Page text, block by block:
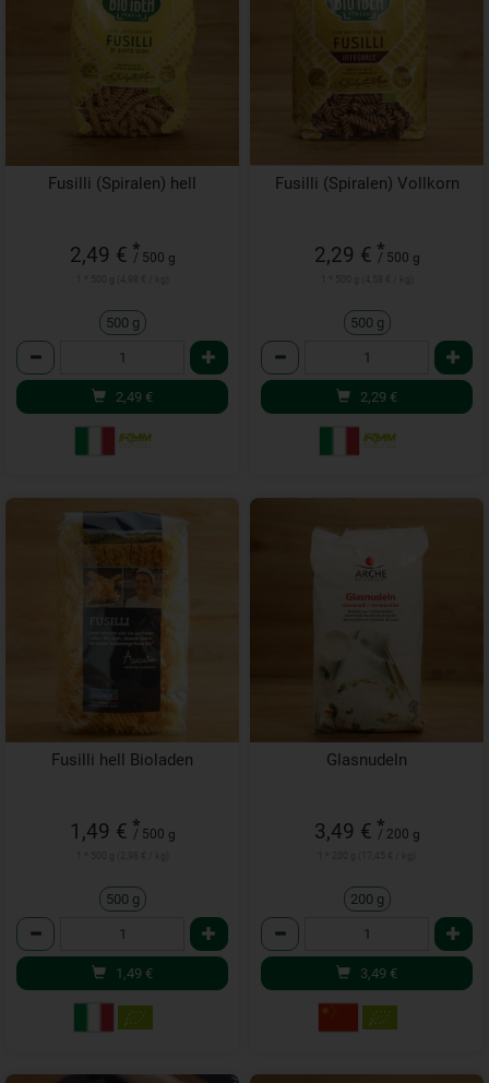
Fusilli (Spiralen) hell
2,49 € *
/ 500 g
500 g
Anzahl
2,49 €
Fusilli (Spiralen) Vollkorn
2,29 € *
/ 500 g
500 g
Anzahl
2,29 €
Fusilli hell Bioladen
1,49 € *
/ 500 g
500 g
Anzahl
1,49 €
Glasnudeln
3,49 € *
/ 200 g
200 g
Anzahl
3,49 €